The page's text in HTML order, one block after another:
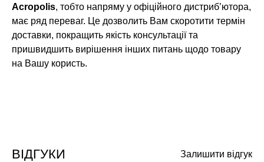
Acropolis, тобто напряму у офіційного дистриб’ютора,
має ряд переваг. Це дозволить Вам скоротити термін
доставки, покращить якість консультації та
пришвидшить вирішення інших питань щодо товару
на Вашу користь.
Залишити відгук
ВІДГУКИ